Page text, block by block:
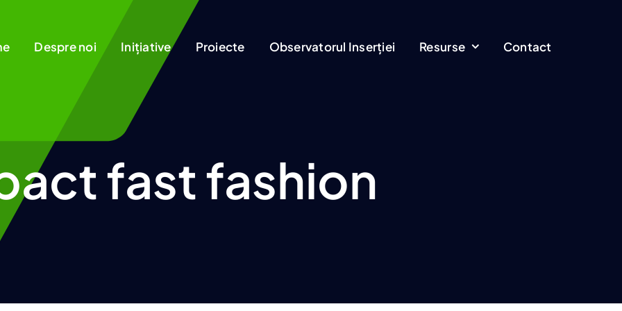
Despre noi Inițiative Proiecte Observatorul Inserției Resurse Contact
fast fashion